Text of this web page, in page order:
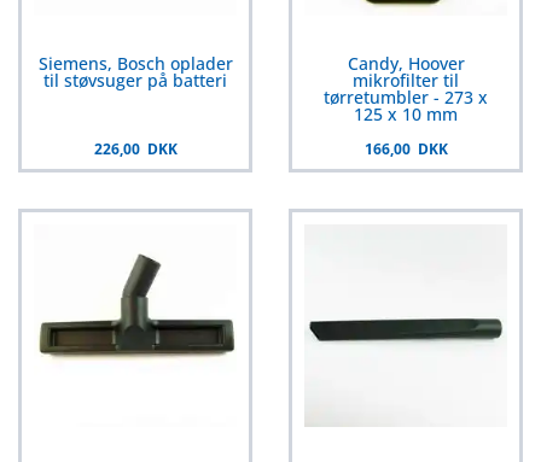
Siemens, Bosch oplader
til støvsuger på batteri
226,00 DKK
Candy, Hoover
mikrofilter til
tørretumbler - 273 x
125 x 10 mm
166,00 DKK